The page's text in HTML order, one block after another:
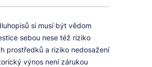
si musí být vědom
sebou nese též riziko
prostředků a riziko nedosažení
výnos není zárukou